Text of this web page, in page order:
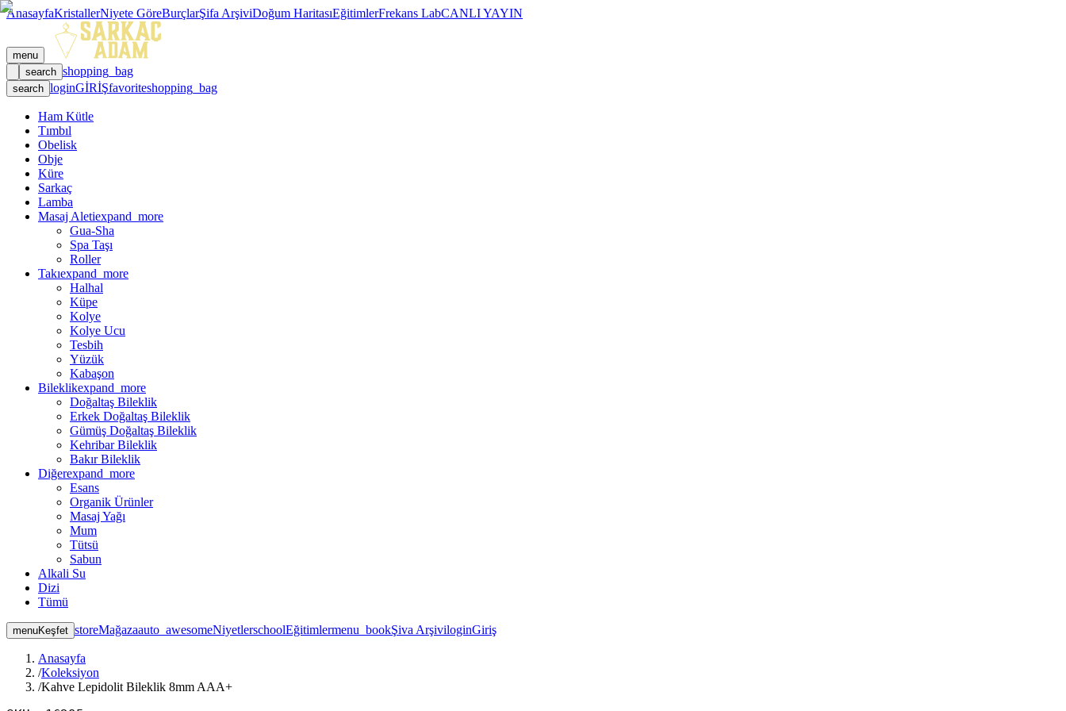
AnasayfaKristallerNiyete GöreBurçlarŞifa ArşiviDoğum HaritasıEğitimlerFrekans LabCANLI YAYIN
menu
search shopping_bag
search loginGİRİŞfavoriteshopping_bag
Ham Kütle
Tımbıl
Obelisk
Obje
Küre
Sarkaç
Lamba
Masaj Aletiexpand_more
Gua-Sha
Spa Taşı
Roller
Takıexpand_more
Halhal
Küpe
Kolye
Kolye Ucu
Tesbih
Yüzük
Kabaşon
Bileklikexpand_more
Doğaltaş Bileklik
Erkek Doğaltaş Bileklik
Gümüş Doğaltaş Bileklik
Kehribar Bileklik
Bakır Bileklik
Diğerexpand_more
Esans
Organik Ürünler
Masaj Yağı
Mum
Tütsü
Sabun
Alkali Su
Dizi
Tümü
menuKeşfet storeMağazaauto_awesomeNiyetlerschoolEğitimlermenu_bookŞiva ArşiviloginGiriş
Anasayfa
/Koleksiyon
/Kahve Lepidolit Bileklik 8mm AAA+